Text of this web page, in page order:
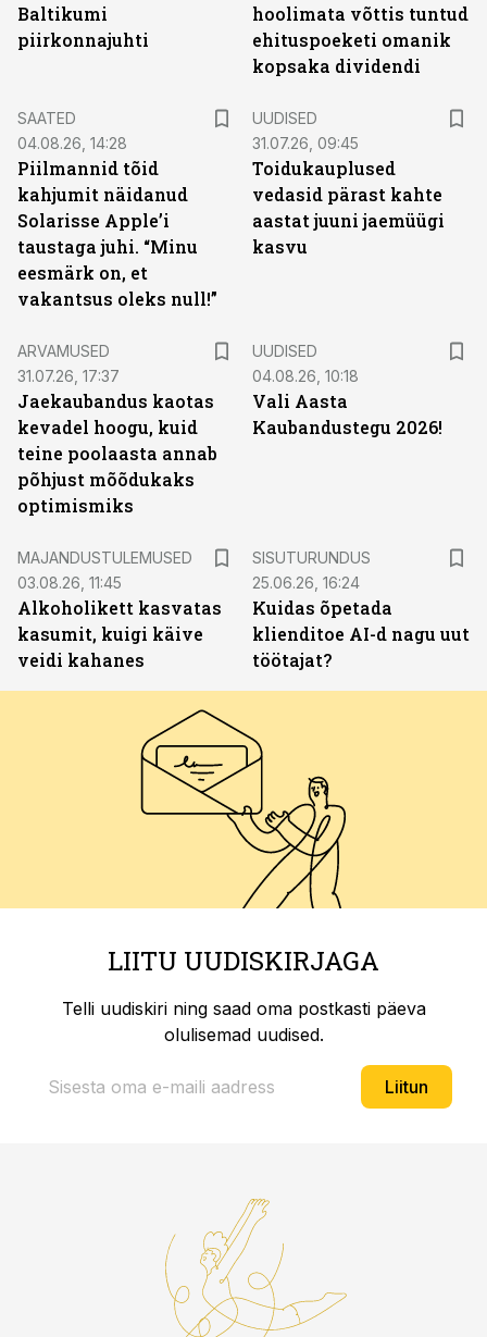
Baltikumi
piirkonnajuhti
hoolimata võttis tuntud
ehituspoeketi omanik
kopsaka dividendi
SAATED
04.08.26, 14:28
Piilmannid tõid
kahjumit näidanud
Solarisse Apple’i
taustaga juhi. “Minu
eesmärk on, et
vakantsus oleks null!”
UUDISED
31.07.26, 09:45
Toidukauplused
vedasid pärast kahte
aastat juuni jaemüügi
kasvu
ARVAMUSED
31.07.26, 17:37
Jaekaubandus kaotas
kevadel hoogu, kuid
teine poolaasta annab
põhjust mõõdukaks
optimismiks
UUDISED
04.08.26, 10:18
Vali Aasta
Kaubandustegu 2026!
MAJANDUSTULEMUSED
03.08.26, 11:45
Alkoholikett kasvatas
kasumit, kuigi käive
veidi kahanes
SISUTURUNDUS
25.06.26, 16:24
Kuidas õpetada
klienditoe AI-d nagu uut
töötajat?
LIITU UUDISKIRJAGA
Telli uudiskiri ning saad oma postkasti päeva
olulisemad uudised.
Liitun